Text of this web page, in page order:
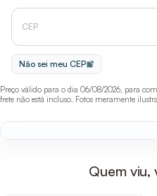
Não sei meu CEP
Preço válido para o dia 06/08/2026, para
frete não está incluso. Fotos meramente
Quem viu,